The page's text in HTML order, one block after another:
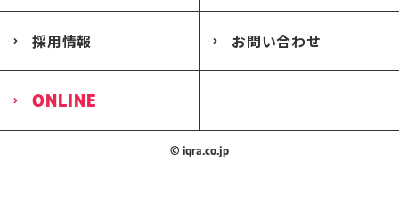
採用情報 お問い合わせ
ONLINE
© iqra.co.jp